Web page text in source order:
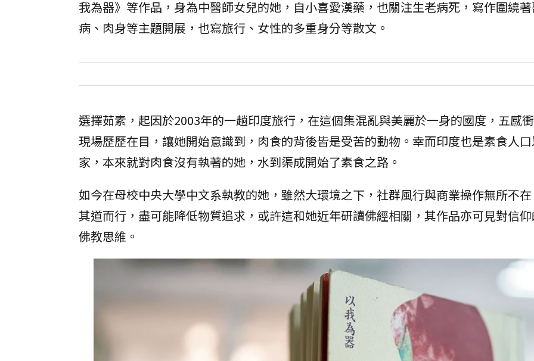
我為器》等作品，身為中醫師女兒的她，自小喜愛漢藥，也關注生老病死，寫作圍繞
病、肉身等主題開展，也寫旅行、女性的多重身分等散文。
選擇茹素，起因於2003年的一趟印度旅行，在這個集混亂與美麗於一身的國度，五感
現場歷歷在目，讓她開始意識到，肉食的背後皆是受苦的動物。幸而印度也是素食人
家，本來就對肉食沒有執著的她，水到渠成開始了素食之路。
如今在母校中央大學中文系執教的她，雖然大環境之下，社群風行與商業操作無所不
其道而行，盡可能降低物質追求，或許這和她近年研讀佛經相關，其作品亦可見對信
佛教思維。